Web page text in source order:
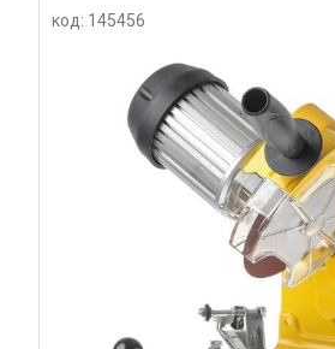
код: 145456